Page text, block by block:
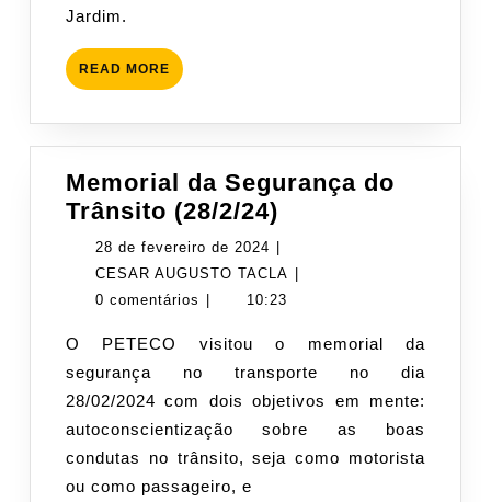
Jardim.
READ MORE READ
MORE
Memorial da Segurança do
Trânsito (28/2/24)
da
Segurança
do
(28/2/24)
28 de fevereiro de 2024 28
de
fevereiro
2024
|
CESAR AUGUSTO TACLA CESAR
|
0 comentários | 10:23
O PETECO visitou o memorial da
segurança no transporte no dia
28/02/2024 com dois objetivos em mente:
autoconscientização sobre as boas
condutas no trânsito, seja como motorista
ou como passageiro, e